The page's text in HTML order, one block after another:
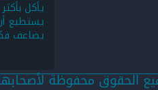
يأكل
يستطيع
يضاعف
الحقوق محفوظة